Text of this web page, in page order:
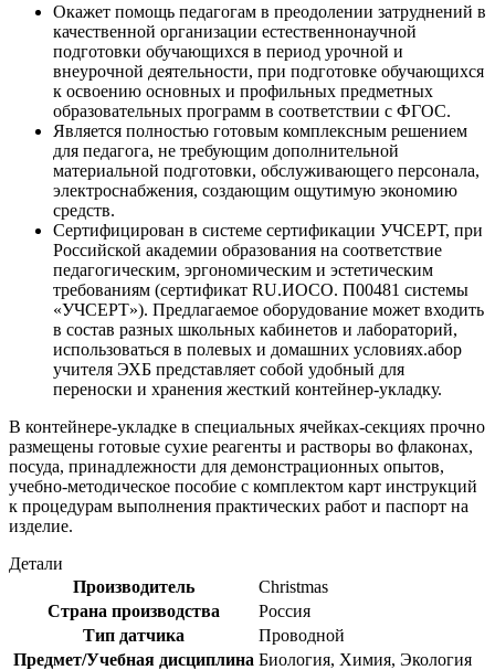
Окажет помощь педагогам в преодолении затруднений в
качественной организации естественнонаучной
подготовки обучающихся в период урочной и
внеурочной деятельности, при подготовке обучающихся
к освоению основных и профильных предметных
образовательных программ в соответствии с ФГОС.
Является полностью готовым комплексным решением
для педагога, не требующим дополнительной
материальной подготовки, обслуживающего персонала,
электроснабжения, создающим ощутимую экономию
средств.
Сертифицирован в системе сертификации УЧСЕРТ, при
Российской академии образования на соответствие
педагогическим, эргономическим и эстетическим
требованиям (сертификат RU.ИОСО. П00481 системы
«УЧСЕРТ»). Предлагаемое оборудование может входить
в состав разных школьных кабинетов и лабораторий,
использоваться в полевых и домашних условиях.абор
учителя ЭХБ представляет собой удобный для
переноски и хранения жесткий контейнер-укладку.
В контейнере-укладке в специальных ячейках-секциях прочно
размещены готовые сухие реагенты и растворы во флаконах,
посуда, принадлежности для демонстрационных опытов,
учебно-методическое пособие с комплектом карт инструкций
к процедурам выполнения практических работ и паспорт на
изделие.
Детали
Производитель
Christmas
Страна производства
Россия
Тип датчика
Проводной
Предмет/Учебная дисциплина Биология, Химия, Экология